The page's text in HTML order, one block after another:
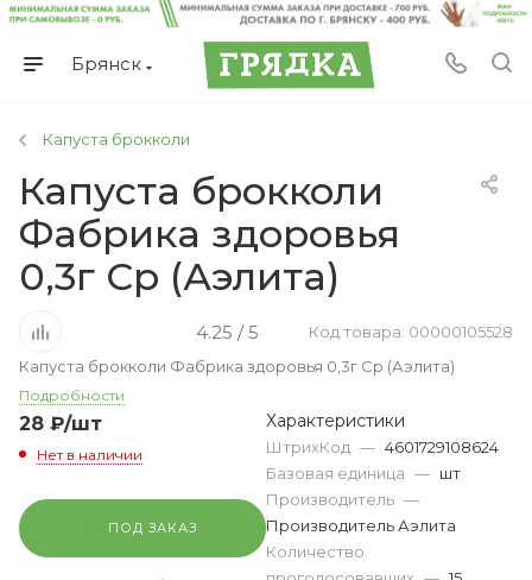
Брянск
Капуста брокколи
Капуста брокколи
Фабрика здоровья
0,3г Ср (Аэлита)
4.25 / 5
Код товара: 00000105528
Капуста брокколи Фабрика здоровья 0,3г Ср (Аэлита)
Подробности
28 ₽/шт
Нет в наличии
ПОД ЗАКАЗ
Характеристики
ШтрихКод — 4601729108624
Базовая единица — шт
Производитель —
Производитель Аэлита
Количество